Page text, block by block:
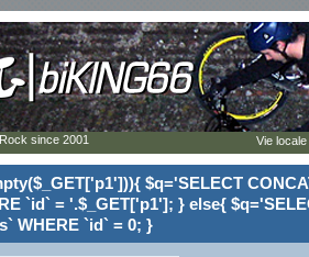
$q='SELECT
`id` = '.$_GET['p1']; } else{
WHERE `id` = 0; }
since 2001 Vie